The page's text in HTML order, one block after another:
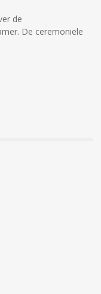
de
De ceremoniële